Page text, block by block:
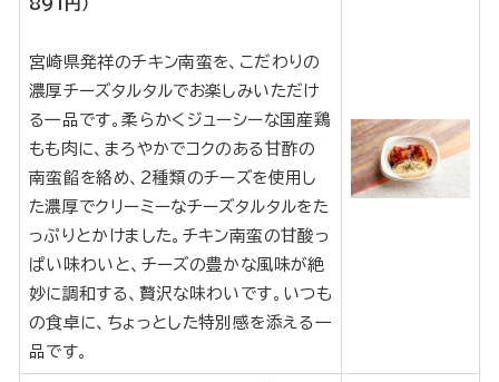
891円）
宮崎県発祥のチキン南蛮を、こだわりの
濃厚チーズタルタルでお楽しみいただけ
る一品です。柔らかくジューシーな国産鶏
もも肉に、まろやかでコクのある甘酢の
南蛮餡を絡め、2種類のチーズを使用し
た濃厚でクリーミーなチーズタルタルをた
っぷりとかけました。チキン南蛮の甘酸っ
ぱい味わいと、チーズの豊かな風味が絶
妙に調和する、贅沢な味わいです。いつも
の食卓に、ちょっとした特別感を添える一
品です。